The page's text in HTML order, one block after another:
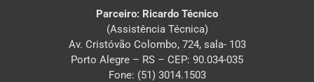
Parceiro: Ricardo Técnico
(Assistência Técnica)
Av. Cristóvão Colombo, 724, sala- 103
Porto Alegre – RS – CEP: 90.034-035
Fone: (51) 3014.1503